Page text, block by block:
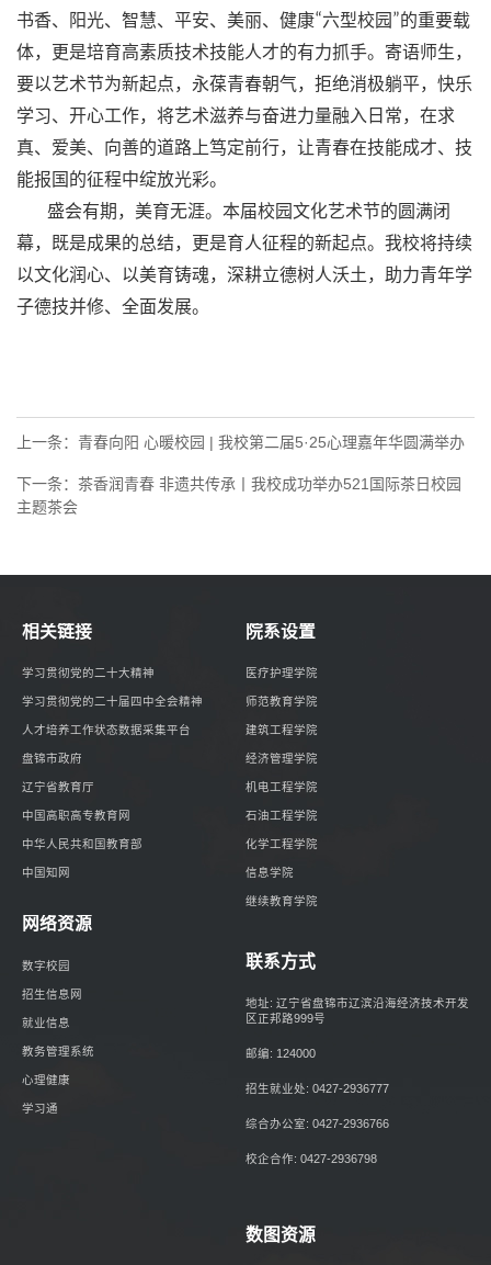
书香、阳光、智慧、平安、美丽、健康“六型校园 ”的重要载
体，更是培育高素质技术技能人才的有力抓手。寄语师生，
要以艺术节为新起点，永葆青春朝气，拒绝消极躺平，快乐
学习、开心工作，将艺术滋养与奋进力量融入日常，在求
真、爱美、向善的道路上笃定前行，让青春在技能成才、技
能报国的征程中绽放光彩。
盛会有期，美育无涯。本届校园文化艺术节的圆满闭
幕，既是成果的总结，更是育人征程的新起点。我校将持续
以文化润心、以美育铸魂，深耕立德树人沃土，助力青年学
子德技并修、全面发展。
上一条： 青春向阳 心暖校园 | 我校第二届5·25心理嘉年华圆满举办
下一条： 茶香润青春 非遗共传承丨我校成功举办521国际茶日校园
主题茶会
相关链接
学习贯彻党的二十大精神
学习贯彻党的二十届四中全会精神
人才培养工作状态数据采集平台
盘锦市政府
辽宁省教育厅
中国高职高专教育网
中华人民共和国教育部
中国知网
院系设置
医疗护理学院
师范教育学院
建筑工程学院
经济管理学院
机电工程学院
石油工程学院
化学工程学院
信息学院
继续教育学院
网络资源
数字校园
招生信息网
就业信息
教务管理系统
心理健康
学习通
联系方式
地址: 辽宁省盘锦市辽滨沿海经济技术开发
区正邦路999号
邮编: 124000
招生就业处: 0427-2936777
综合办公室: 0427-2936766
校企合作: 0427-2936798
数图资源